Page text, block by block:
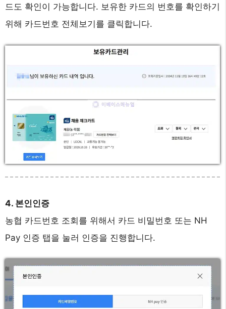
드도 확인이 가능합니다. 보유한 카드의 번호를 확인하기
위해 카드번호 전체보기를 클릭합니다.
4. 본인인증
농협 카드번호 조회를 위해서 카드 비밀번호 또는 NH
Pay 인증 탭을 눌러 인증을 진행합니다.